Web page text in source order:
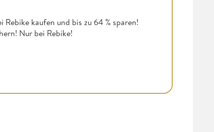
kaufen und bis zu 64 % sparen!
Nur bei Rebike!